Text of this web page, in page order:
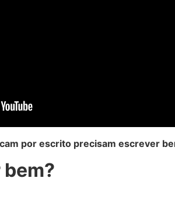
por escrito precisam escrever